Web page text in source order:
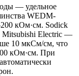
— удельное
WEDM-
кОм·см. Sodick
Mitsubishi Electric —
10 мкСм/см, что
кОм·см. При